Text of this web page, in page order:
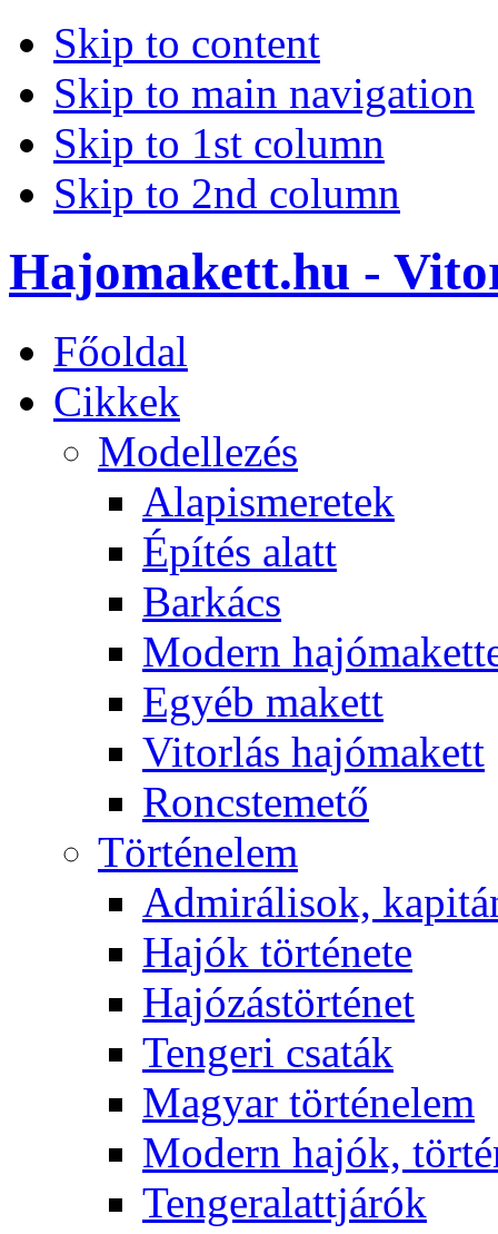
Skip to content
Skip to main navigation
Skip to 1st column
Skip to 2nd column
Hajomakett.hu -
Főoldal
Cikkek
Modellezés
Alapismeretek
Építés alatt
Barkács
Modern
Egyéb makett
Vitorlás hajómakett
Roncstemető
Történelem
Admirálisok,
Hajók története
Hajózástörténet
Tengeri csaták
Magyar történelem
Modern hajók,
Tengeralattjárók